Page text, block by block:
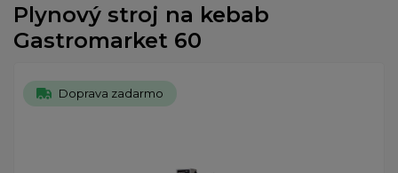
Plynový stroj na kebab
Gastromarket 60
Doprava zadarmo